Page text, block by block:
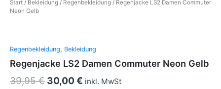
Start / Bekleidung / Regenbekleidung / Regenjacke LS2 Damen Commuter
Neon Gelb
Regenbekleidung, Bekleidung
Regenjacke LS2 Damen Commuter Neon Gelb
39,95€ 30,00€ inkl. MwSt